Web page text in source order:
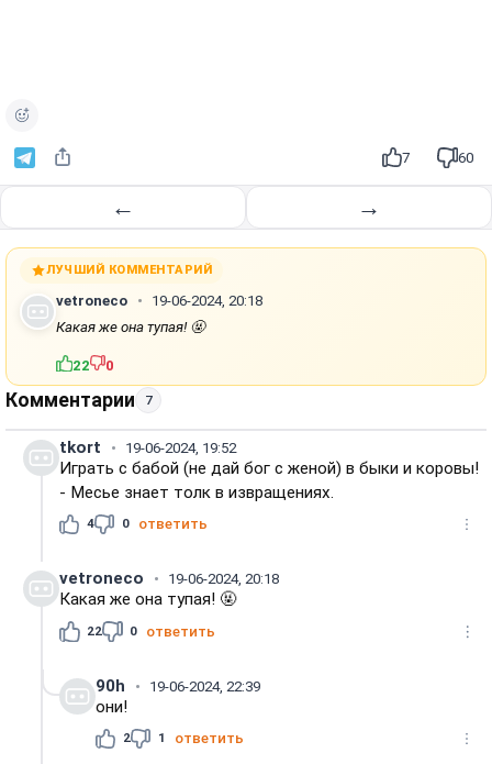
7 60
← →
ЛУЧШИЙ КОММЕНТАРИЙ
vetroneco
19-06-2024, 20:18
Какая же она тупая! 🤬
22 0
Комментарии 7
tkort 19-06-2024, 19:52
Играть с бабой (не дай бог с женой) в быки и коровы!
- Месье знает толк в извращениях.
4 0 ответить
vetroneco 19-06-2024, 20:18
Какая же она тупая! 🤬
22 0 ответить
90h 19-06-2024, 22:39
они!
2 1 ответить